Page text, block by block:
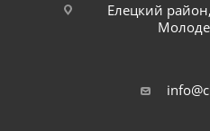
Елецкий